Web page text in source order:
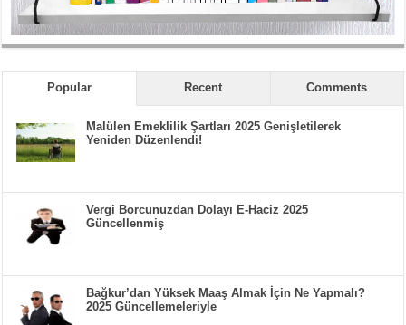
Popular Recent Comments
Malülen Emeklilik Şartları 2025 Genişletilerek
Yeniden Düzenlendi!
Vergi Borcunuzdan Dolayı E-Haciz 2025
Güncellenmiş
Bağkur’dan Yüksek Maaş Almak İçin Ne Yapmalı?
2025 Güncellemeleriyle